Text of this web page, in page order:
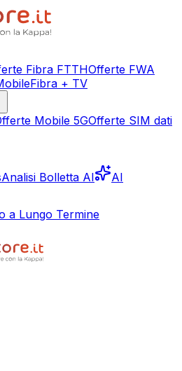
Fibra FTTHOfferte FWA
Fibra + TV
Mobile 5GOfferte SIM dati
Analisi Bolletta AI AI
a Lungo Termine